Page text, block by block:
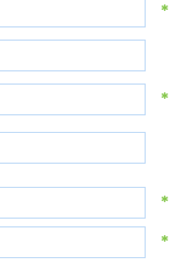
*
*
*
*